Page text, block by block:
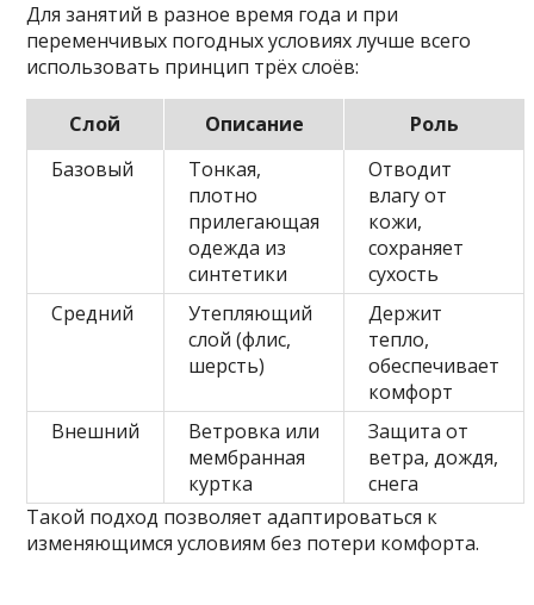
Для занятий в разное время года и при
переменчивых погодных условиях лучше всего
использовать принцип трёх слоёв:
Слой Описание
Роль
Базовый
Тонкая,
плотно
прилегающая
одежда из
синтетики
Отводит
влагу от
кожи,
сохраняет
сухость
Средний
Утепляющий
слой (флис,
шерсть)
Держит
тепло,
обеспечивает
комфорт
Внешний
Ветровка или
мембранная
куртка
Защита от
ветра, дождя,
снега
Такой подход позволяет адаптироваться к
изменяющимся условиям без потери комфорта.